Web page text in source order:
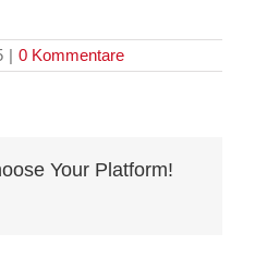
| 0 Kommentare
Your Platform!